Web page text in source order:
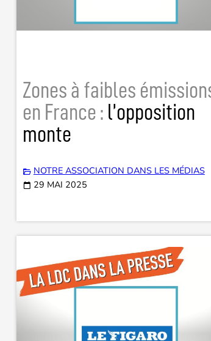
Zones à faibles
en France : l’opposition
monte
NOTRE ASSOCIATION DANS LES MÉDIAS
29 MAI 2025